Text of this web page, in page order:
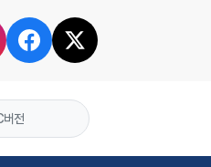
버전